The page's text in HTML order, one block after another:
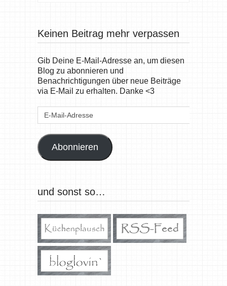
Keinen Beitrag mehr verpassen
Gib Deine E-Mail-Adresse an, um diesen
Blog zu abonnieren und
Benachrichtigungen über neue Beiträge
via E-Mail zu erhalten. Danke <3
E-
Abonnieren
und sonst so…